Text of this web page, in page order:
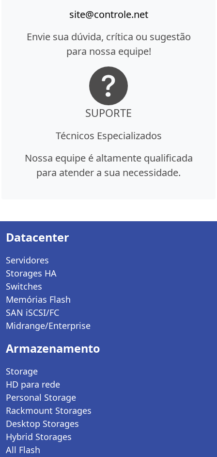
site@controle.net
Envie sua dúvida, crítica ou sugestão
para nossa equipe!
SUPORTE
Técnicos Especializados
Nossa equipe é altamente qualificada
para atender a sua necessidade.
Datacenter
Servidores
Storages HA
Switches
Memórias Flash
SAN iSCSI/FC
Midrange/Enterprise
Armazenamento
Storage
HD para rede
Personal Storage
Rackmount Storages
Desktop Storages
Hybrid Storages
All Flash